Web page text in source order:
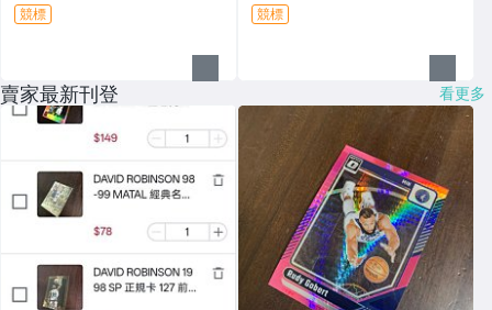
競標 競標
賣家最新刊登 看更多